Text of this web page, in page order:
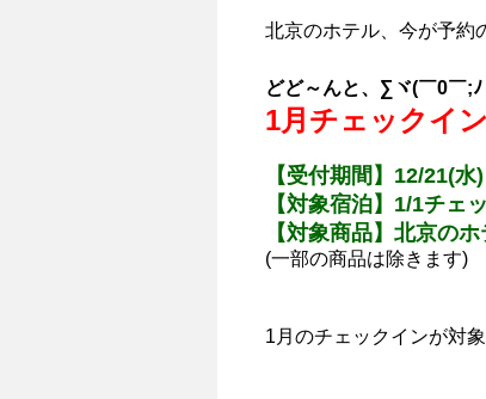
北京のホテル、今が予約
どど～んと、∑ヾ(￣0￣;ﾉ
1月チェックイ
【受付期間】12/21(
【対象宿泊】1/1チェ
【対象商品】北京の
(一部の商品は除きます)
1月のチェックインが対